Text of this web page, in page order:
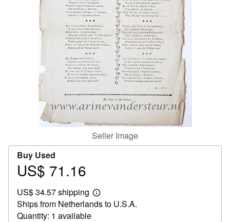
Start Selling
CLOSE
Seller Image
Buy Used
Price
71.16
US$ 71.16
US$ 34.57 shipping
Learn
more
Ships from Netherlands to U.S.A.
Quantity: 1 available